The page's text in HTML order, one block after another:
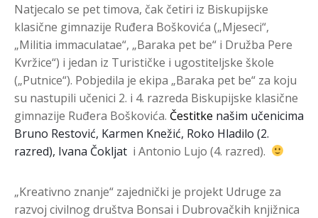
Natjecalo se pet timova, čak četiri iz Biskupijske
klasične gimnazije Ruđera Boškovića („Mjeseci“,
„Militia immaculatae“, „Baraka pet be“ i Družba Pere
Kvržice“) i jedan iz Turističke i ugostiteljske škole
(„Putnice“). Pobjedila je ekipa „Baraka pet be“ za koju
su nastupili učenici 2. i 4. razreda Biskupijske klasične
gimnazije Ruđera Boškovića. Čestitke našim učenicima
Bruno Restović, Karmen Knežić, Roko Hladilo (2.
razred), Ivana Čokljat i Antonio Lujo (4. razred).
„Kreativno znanje“ zajednički je projekt Udruge za
razvoj civilnog društva Bonsai i Dubrovačkih knjižnica